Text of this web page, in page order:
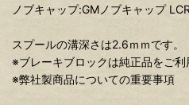
ノブキャップ:GMノブキャップ LCR
スプールの溝深さは2.6ｍｍです。
※ブレーキブロックは純正品をご利
※弊社製商品についての重要事項